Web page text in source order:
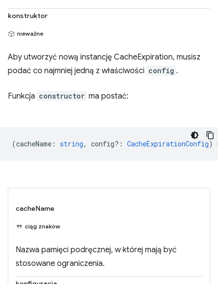
konstruktor
nieważne
Aby utworzyć nową instancję CacheExpiration, musisz
podać co najmniej jedną z właściwości config .
Funkcja constructor ma postać:
(cacheName : string, config? : CacheExpirationConfig)
cacheName
ciąg znaków
Nazwa pamięci podręcznej, w której mają być
stosowane ograniczenia.